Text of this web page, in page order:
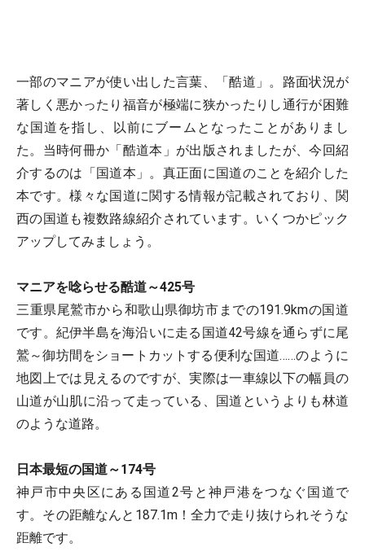
一部のマニアが使い出した言葉、「酷道」。路面状況が
著しく悪かったり福音が極端に狭かったりし通行が困難
な国道を指し、以前にブームとなったことがありまし
た。当時何冊か「酷道本」が出版されましたが、今回紹
介するのは「国道本」。真正面に国道のことを紹介した
本です。様々な国道に関する情報が記載されており、関
西の国道も複数路線紹介されています。いくつかピック
アップしてみましょう。
マニアを唸らせる酷道～425号
三重県尾鷲市から和歌山県御坊市までの191.9kmの国道
です。紀伊半島を海沿いに走る国道42号線を通らずに尾
鷲～御坊間をショートカットする便利な国道……のように
地図上では見えるのですが、実際は一車線以下の幅員の
山道が山肌に沿って走っている、国道というよりも林道
のような道路。
日本最短の国道～174号
神戸市中央区にある国道2号と神戸港をつなぐ国道で
す。その距離なんと187.1m！全力で走り抜けられそうな
距離です。